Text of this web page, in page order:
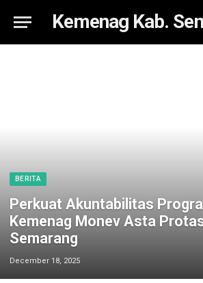
Kemenag Kab.
BERITA
Perkuat Akuntabilitas
Kemenag Monev Asta
Semarang
December 18, 2025